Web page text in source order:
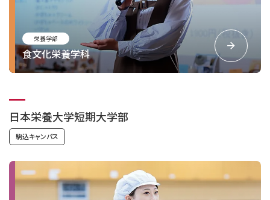
栄養学部
食文化栄養学科
日本栄養大学短期大学部
駒込キャンパス